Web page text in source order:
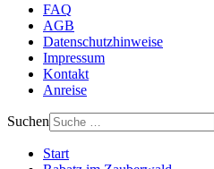
FAQ
AGB
Datenschutzhinweise
Impressum
Kontakt
Anreise
Suchen
Start